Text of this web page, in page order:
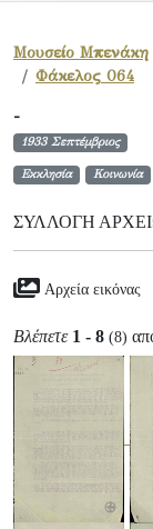
Μουσείο Μπενάκη
Φάκελος 064
-
1933 Σεπτέμβριος
Εκκλησία Κοινωνία
ΣΥΛΛΟΓΉ
Αρχεία εικόνας
Βλέπετε 1 - 8 (8)